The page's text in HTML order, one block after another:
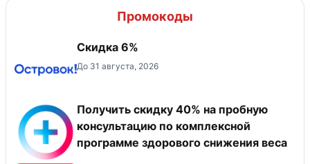
Промокоды
Скидка 6%
До 31 августа, 2026
Получить скидку 40% на пробную
консультацию по комплексной
программе здорового снижения веса